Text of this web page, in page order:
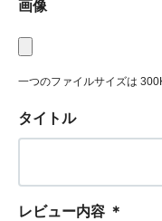
画像
一つのファイルサイズは
タイトル
レビュー内容 ＊